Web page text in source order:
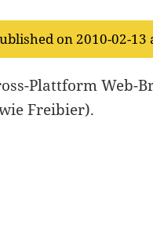
on 2010-02-
Plattform Web-
Freibier).